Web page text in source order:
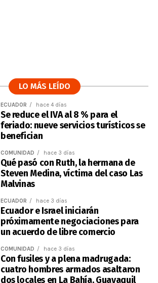
LO MÁS LEÍDO
ECUADOR hace 4 días
Se reduce el IVA al 8 % para el
feriado: nueve servicios turísticos se
benefician
COMUNIDAD hace 3 días
Qué pasó con Ruth, la hermana de
Steven Medina, víctima del caso Las
Malvinas
ECUADOR hace 3 días
Ecuador e Israel iniciarán
próximamente negociaciones para
un acuerdo de libre comercio
COMUNIDAD hace 3 días
Con fusiles y a plena madrugada:
cuatro hombres armados asaltaron
dos locales en La Bahía, Guayaquil